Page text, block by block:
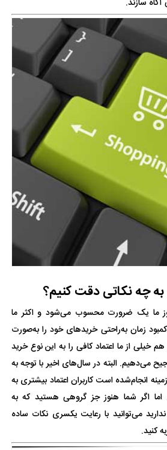
سازند.
به چه نکاتی دقت کنیم؟
ما یک ضرورت محسوب می‌شود و اکثر ما
زمان به‌راحتی خریدهای خود را به‌صورت
هم خیلی از ما اعتماد کافی را به این نوع خرید
می‌دهیم. البته در سال‌های اخیر با توجه به
انجام‌شده است کاربران اعتماد بیشتری به
اما اگر شما هنوز جز گروهی هستید که به
می‌توانید با رعایت یکسری نکات ساده
کنید.